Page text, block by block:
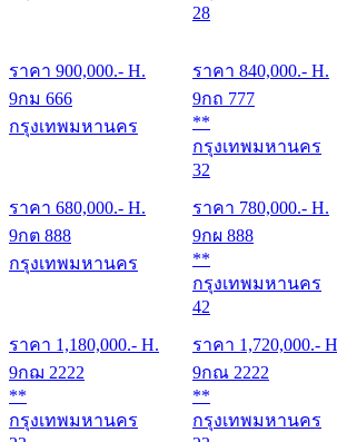
ราคา 900,000.- H.
28
ราคา 840,000.- H.
9กม 666
กรุงเทพมหานคร
ราคา 680,000.- H.
9กถ 777
**
กรุงเทพมหานคร
32
ราคา 780,000.- H.
9กต 888
กรุงเทพมหานคร
ราคา 1,180,000.- H.
9กผ 888
**
กรุงเทพมหานคร
42
ราคา 1,720,000.-
9กฌ 2222
**
กรุงเทพมหานคร
9กณ 2222
**
กรุงเทพมหานคร